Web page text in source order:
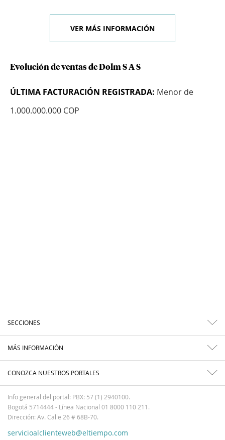
VER MÁS INFORMACIÓN
Evolución de ventas de Dolm S A S
ÚLTIMA FACTURACIÓN REGISTRADA: Menor de
1.000.000.000 COP
SECCIONES
MÁS INFORMACIÓN
CONOZCA NUESTROS PORTALES
Info general del portal: PBX: 57 (1) 2940100.
Bogotá 5714444 - Línea Nacional 01 8000 110 211.
Dirección: Av. Calle 26 # 68B-70.
servicioalclienteweb@eltiempo.com